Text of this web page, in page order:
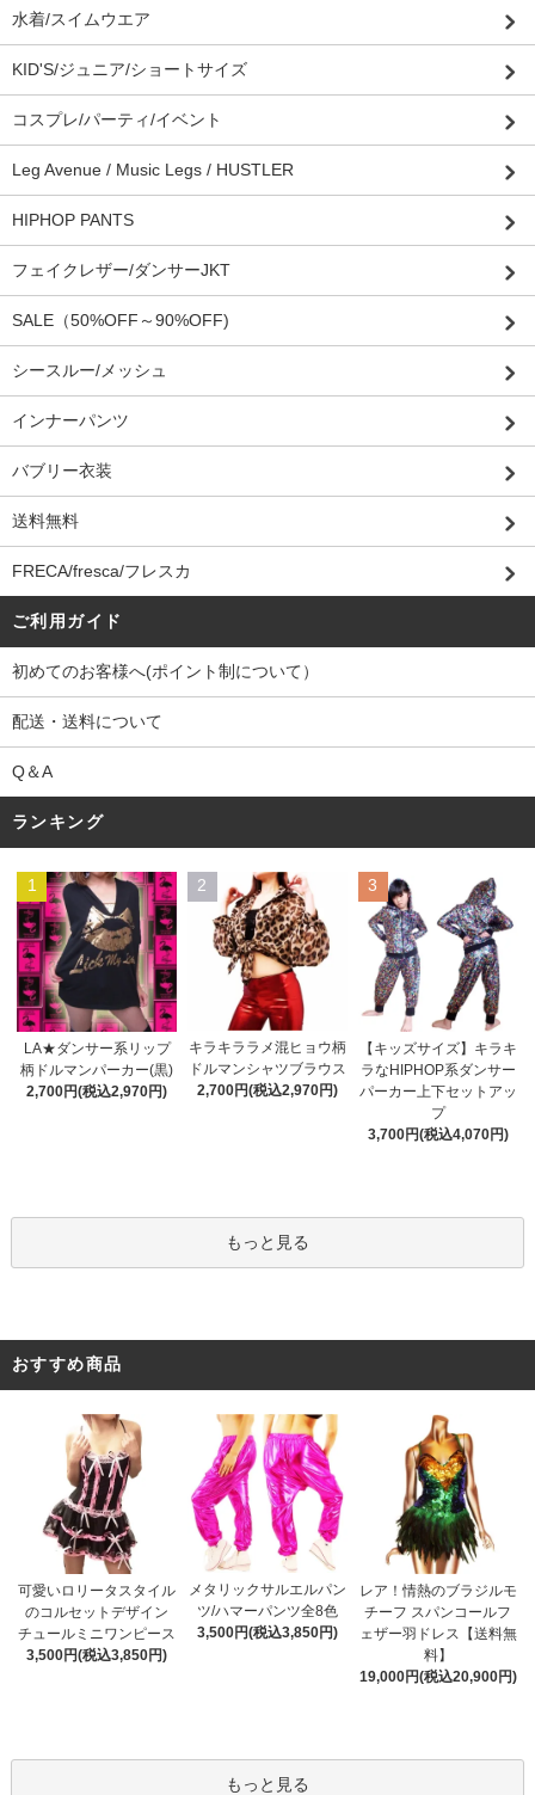
水着/スイムウエア
KID'S/ジュニア/ショートサイズ
コスプレ/パーティ/イベント
Leg Avenue / Music Legs / HUSTLER
HIPHOP PANTS
フェイクレザー/ダンサーJKT
SALE（50%OFF～90%OFF)
シースルー/メッシュ
インナーパンツ
バブリー衣装
送料無料
FRECA/fresca/フレスカ
ご利用ガイド
初めてのお客様へ(ポイント制について）
配送・送料について
Q＆A
ランキング
1
LA★ダンサー系リップ
柄ドルマンパーカー(黒)
2,700円(税込2,970円)
2
キラキララメ混ヒョウ柄
ドルマンシャツブラウス
2,700円(税込2,970円)
3
【キッズサイズ】キラキ
ラなHIPHOP系ダンサー
パーカー上下セットアッ
プ
3,700円(税込4,070円)
もっと見る
おすすめ商品
可愛いロリータスタイル
のコルセットデザイン
チュールミニワンピース
3,500円(税込3,850円)
メタリックサルエルパン
ツ/ハマーパンツ全8色
3,500円(税込3,850円)
レア！情熱のブラジルモ
チーフ スパンコールフ
ェザー羽ドレス【送料無
料】
19,000円(税込20,900円)
もっと見る